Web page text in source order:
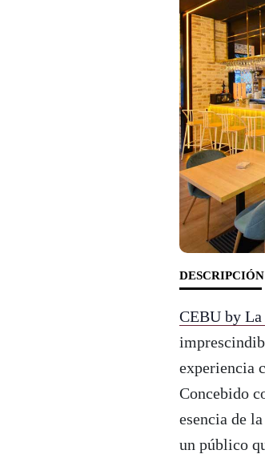
DESCRIPCIÓN
CEBU by
experiencia
Concebido
esencia de
un público